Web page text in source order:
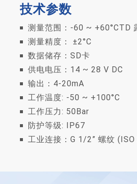
技术参数
测量范围：-60 ~ +60°CTD
测量精度： ±2°C
数据储存：SD卡
供电电压：14 ~ 28 V DC
输出：4-20mA
工作温度: -50 ~ +100°C
工作压力: 50Bar
防护等级: IP67
工业连接：G 1/2” 螺纹